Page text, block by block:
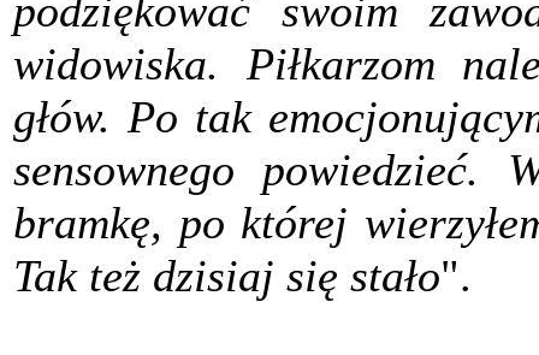
podziękować swoim
widowiska. Piłkarzom
głów. Po tak
sensownego powiedzieć.
bramkę, po której
Tak też dzisiaj się stało".